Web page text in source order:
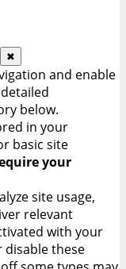
✖
and enable
below.
in your
basic site
your
site usage,
relevant
with your
disable these